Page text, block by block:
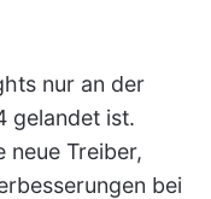
nur an der
gelandet ist.
neue Treiber,
bei